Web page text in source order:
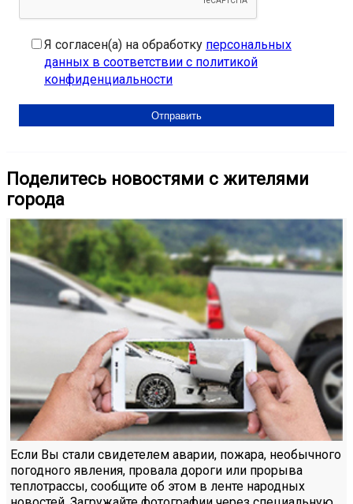
Я согласен(а) на обработку персональных
данных в соответствии с политикой
конфиденциальности
Поделитесь новостями с жителями
города
Если Вы стали свидетелем аварии, пожара, необычного
погодного явления, провала дороги или прорыва
теплотрассы, сообщите об этом в ленте народных